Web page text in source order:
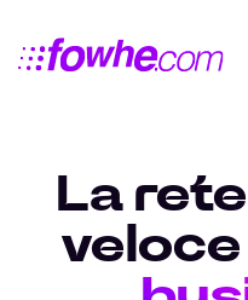
La
veloce